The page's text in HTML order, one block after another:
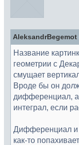
AleksandrBegemot
Название
геометрии с
смущает
Вроде бы он
дифференциал, а
интеграл, если
Дифференциал и
как-то